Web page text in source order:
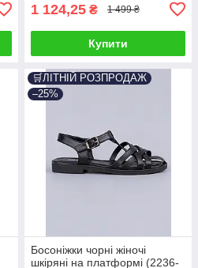
1 124,25 ₴ 1 499 ₴
Купити
🛒ЛІТНІЙ РОЗПРОДАЖ
–25%
Босоніжки чорні жіночі
шкіряні на платформі (2236-